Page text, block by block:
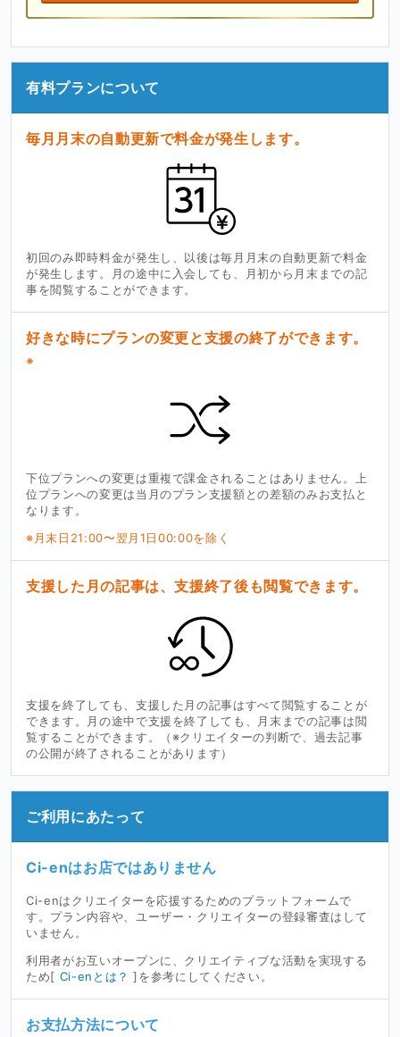
有料プランについて
毎月月末の自動更新で料金が発生します。
初回のみ即時料金が発生し、以後は毎月月末の自動更新で料金
が発生します。月の途中に入会しても、月初から月末までの記
事を閲覧することができます。
好きな時にプランの変更と支援の終了ができます。
※
下位プランへの変更は重複で課金されることはありません。上
位プランへの変更は当月のプラン支援額との差額のみお支払と
なります。
※月末日21:00〜翌月1日00:00を除く
支援した月の記事は、支援終了後も閲覧できます。
支援を終了しても、支援した月の記事はすべて閲覧することが
できます。月の途中で支援を終了しても、月末までの記事は閲
覧することができます。（※クリエイターの判断で、過去記事
の公開が終了されることがあります）
ご利用にあたって
Ci-enはお店ではありません
Ci-enはクリエイターを応援するためのプラットフォームで
す。プラン内容や、ユーザー・クリエイターの登録審査はして
いません。
利用者がお互いオープンに、クリエイティブな活動を実現する
ため[ Ci-enとは？ ]を参考にしてください。
お支払方法について